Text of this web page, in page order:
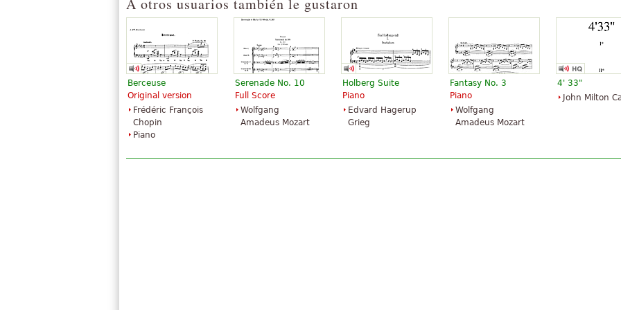
Berceuse
Original version
Frédéric François
Chopin
Piano
Serenade No. 10
Full Score
Wolfgang
Amadeus Mozart
Holberg Suite
Piano
Edvard Hagerup
Grieg
Fantasy No. 3
Piano
Wolfgang
Amadeus Mozart
4' 33"
John Milton